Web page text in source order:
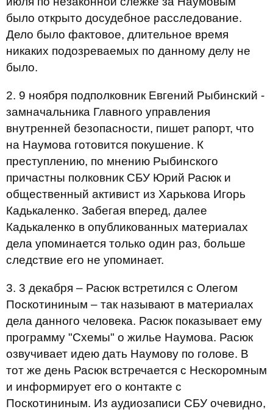
было открыто досудебное расследование.
Дело было фактовое, длительное время
никаких подозреваемых по данному делу не
было.
2. 9 ноября подполковник Евгений Рыбинский -
замначальника Главного управления
внутренней безопасности, пишет рапорт, что
на Наумова готовится покушение. К
преступлению, по мнению Рыбинского
причастны полковник СБУ Юрий Расюк и
общественный активист из Харькова Игорь
Кадькаленко. Забегая вперед, далее
Кадькаленко в опубликованных материалах
дела упоминается только один раз, больше
следствие его не упоминает.
3. 3 декабря – Расюк встретился с Олегом
Поскотининым – так называют в материалах
дела данного человека. Расюк показывает ему
программу "Схемы" о жилье Наумова. Расюк
озвучивает идею дать Наумову по голове. В
тот же день Расюк встречается с Нескоромным
и информирует его о контакте с
Поскотининым. Из аудиозаписи СБУ очевидно,